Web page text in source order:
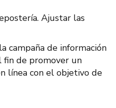
Ajustar las
campaña de información
fin de promover un
línea con el objetivo de